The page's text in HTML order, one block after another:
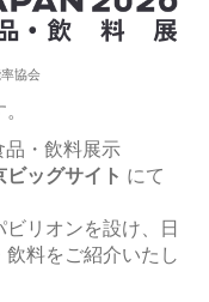
協会
・飲料展示
ビッグサイト にて
リオンを設け、日
料をご紹介いたし